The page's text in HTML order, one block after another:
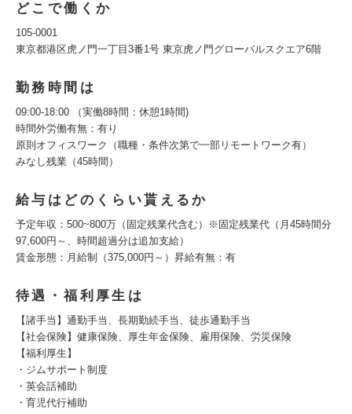
どこで働くか
105-0001
東京都港区虎ノ門一丁目3番1号 東京虎ノ門グローバルスクエア6階
勤務時間は
09:00-18:00 （実働8時間：休憩1時間)
時間外労働有無：有り
原則オフィスワーク（職種・条件次第で一部リモートワーク有）
みなし残業（45時間）
給与はどのくらい貰えるか
予定年収：500~800万（固定残業代含む）※固定残業代（月45時間分
97,600円～、時間超過分は追加支給）
賃金形態：月給制（375,000円～）昇給有無：有
待遇・福利厚生は
【諸手当】通勤手当、長期勤続手当、徒歩通勤手当
【社会保険】健康保険、厚生年金保険、雇用保険、労災保険
【福利厚生】
・ジムサポート制度
・英会話補助
・育児代行補助